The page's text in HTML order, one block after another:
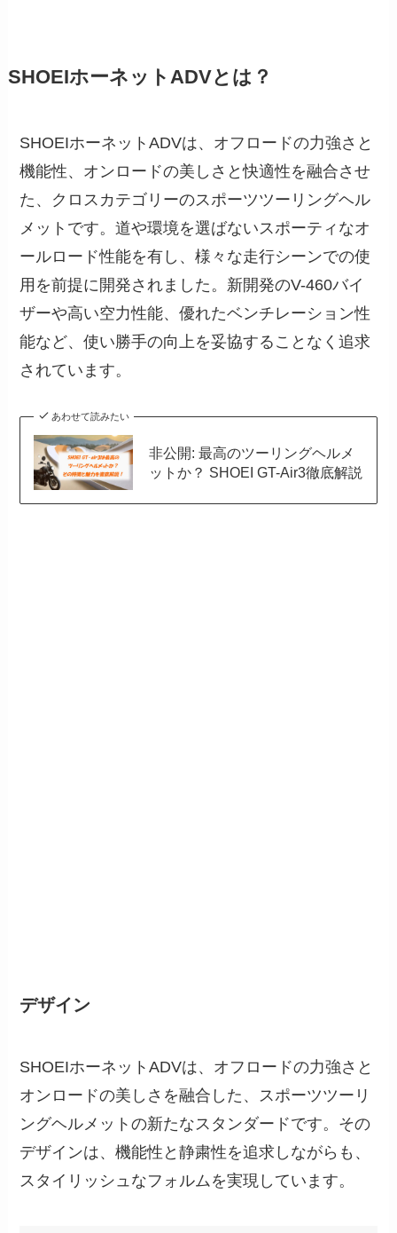
SHOEIホーネットADVとは？
SHOEIホーネットADVは、オフロードの力強さと
機能性、オンロードの美しさと快適性を融合させ
た、クロスカテゴリーのスポーツツーリングヘル
メットです。道や環境を選ばないスポーティなオ
ールロード性能を有し、様々な走行シーンでの使
用を前提に開発されました。新開発のV-460バイ
ザーや高い空力性能、優れたベンチレーション性
能など、使い勝手の向上を妥協することなく追求
されています。
あわせて読みたい
非公開: 最高のツーリングヘルメ
ットか？ SHOEI GT-Air3徹底解説
デザイン
SHOEIホーネットADVは、オフロードの力強さと
オンロードの美しさを融合した、スポーツツーリ
ングヘルメットの新たなスタンダードです。その
デザインは、機能性と静粛性を追求しながらも、
スタイリッシュなフォルムを実現しています。